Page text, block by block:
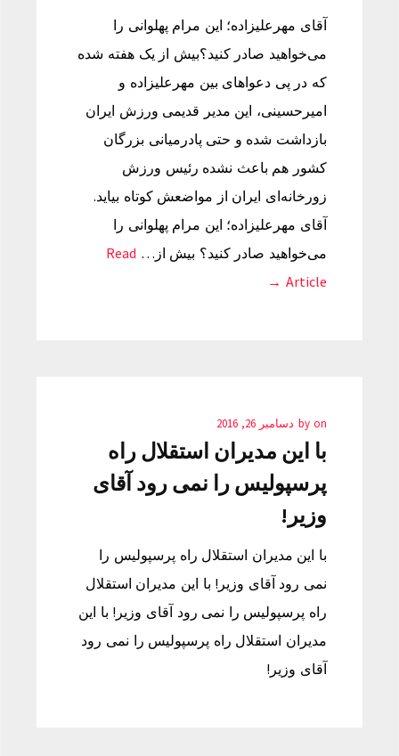
آقای مهرعلیزاده؛ این مرام پهلوانی را
می‌خواهید صادر کنید؟بیش از یک هفته شده
که در پی دعواهای بین مهرعلیزاده و
امیرحسینی، این مدیر قدیمی ورزش ایران
بازداشت شده و حتی پادرمیانی بزرگان
کشور هم باعث نشده رئیس ورزش
زورخانه‌ای ایران از مواضعش کوتاه بیاید.
آقای مهرعلیزاده؛ این مرام پهلوانی را
می‌خواهید صادر کنید؟ بیش از… Read
Article →
by on دسامبر 26, 2016
با این مدیران استقلال راه
پرسپولیس را نمی رود آقای
وزیر!
با این مدیران استقلال راه پرسپولیس را
نمی رود آقای وزیر! با این مدیران استقلال
راه پرسپولیس را نمی رود آقای وزیر! با این
مدیران استقلال راه پرسپولیس را نمی رود
آقای وزیر!